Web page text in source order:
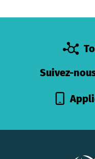
Suivez-